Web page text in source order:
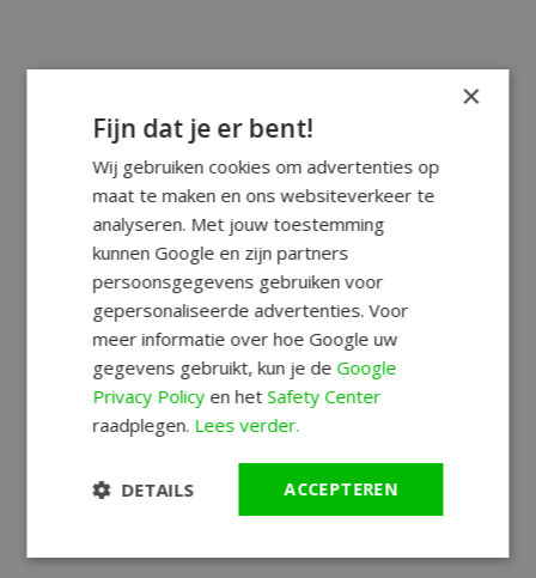
×
Fijn dat je er bent!
Wij gebruiken cookies om advertenties op
maat te maken en ons websiteverkeer te
analyseren. Met jouw toestemming
kunnen Google en zijn partners
persoonsgegevens gebruiken voor
gepersonaliseerde advertenties. Voor
meer informatie over hoe Google uw
gegevens gebruikt, kun je deGoogle
Privacy Policyen hetSafety Center
raadplegen. Lees verder.
ACCEPTEREN
DETAILS